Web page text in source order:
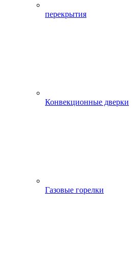
перекрытия
Конвекционные дверки
Газовые горелки